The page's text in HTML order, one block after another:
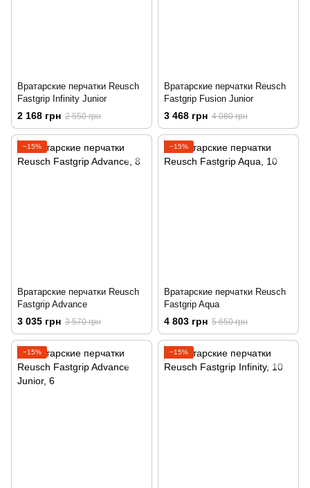
Вратарские перчатки Reusch
Fastgrip Infinity Junior
2 168 грн 2 550 грн
Вратарские перчатки Reusch
Fastgrip Fusion Junior
3 468 грн 4 080 грн
−15%
Вратарские перчатки Reusch
Fastgrip Advance
3 035 грн 3 570 грн
−15%
Вратарские перчатки Reusch
Fastgrip Aqua
4 803 грн 5 650 грн
−15% −15%